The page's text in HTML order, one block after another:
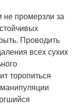
не промерзли за
Проводить
всех сухих
торопиться